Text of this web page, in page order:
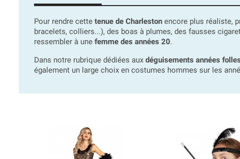
Pour rendre cette tenue de Charleston encore plus réaliste,
bracelets, colliers...), des boas à plumes, des fausses
ressembler à une femme des années 20.
Dans notre rubrique dédiées aux déguisements années folles
également un large choix en costumes hommes sur les